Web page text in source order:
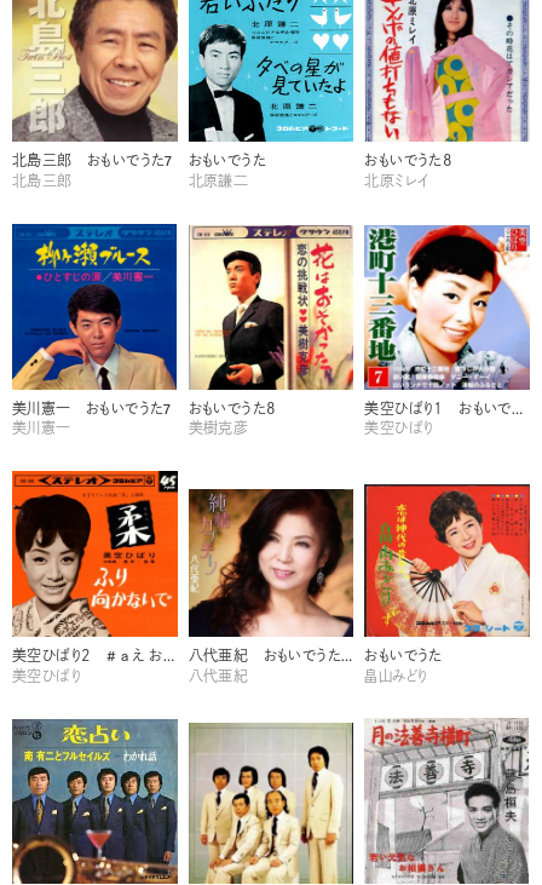
北島三郎 おもいでうた7
北島三郎
おもいでうた
北原謙二
おもいでうた８
北原ミレイ
美川憲一 おもいでうた7
美川憲一
おもいでうた８
美樹克彦
美空ひばり１ おもいでうた
美空ひばり
美空ひばり２ # a え おもいでうた12
美空ひばり
八代亜紀 おもいでうた10
八代亜紀
おもいでうた
畠山みどり